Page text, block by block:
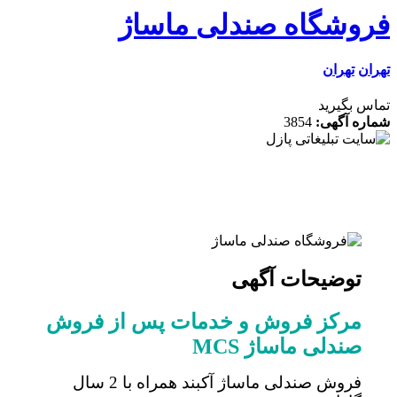
صندلی ماساژ
تهران
بگیرید
آگهی:3854
توضیحات آگهی
مرکز فروش و خدمات پس از فروش
صندلی ماساژ MCS
فروش صندلی ماساژ آکبند همراه با 2 سال